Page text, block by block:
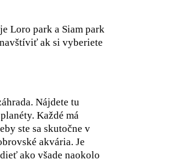
Loro park a Siam park
ak si vyberiete
Nájdete tu
Každé má
ste sa skutočne v
akvária. Je
ako všade naokolo